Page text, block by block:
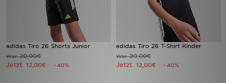
adidas Tiro 26 Shorts Junior
War20,00€
Jetzt 12,00€ - 40%
adidas Tiro 26 T-Shirt Kinder
War20,00€
Jetzt 12,00€ - 40%
Geschenkkarte
Mein JD